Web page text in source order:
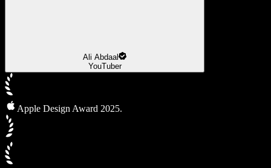
Ali Abdaal
YouTuber
Apple Design Award 2025.